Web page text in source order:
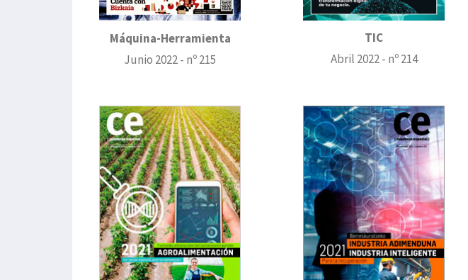
Máquina-Herramienta
Junio 2022 - nº 215
TIC
Abril 2022 - nº 214